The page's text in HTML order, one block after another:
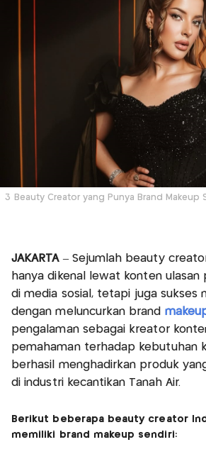
3 Beauty Creator yang Punya Brand Makeup
JAKARTA– Sejumlah beauty
hanya dikenal lewat konten ulasan
di media sosial, tetapi juga sukses
dengan meluncurkan brand
pengalaman sebagai kreator
pemahaman terhadap kebutuhan
berhasil menghadirkan produk
di industri kecantikan Tanah Air.
Berikut beberapa beauty creator
memiliki brand makeup sendiri: